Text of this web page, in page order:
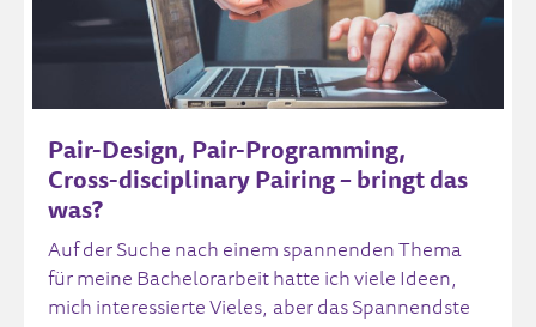
Pair-Design, Pair-Programming,
Cross-disciplinary Pairing – bringt das
was?
Auf der Suche nach einem spannenden Thema
für meine Bachelorarbeit hatte ich viele Ideen,
mich interessierte Vieles, aber das Spannendste